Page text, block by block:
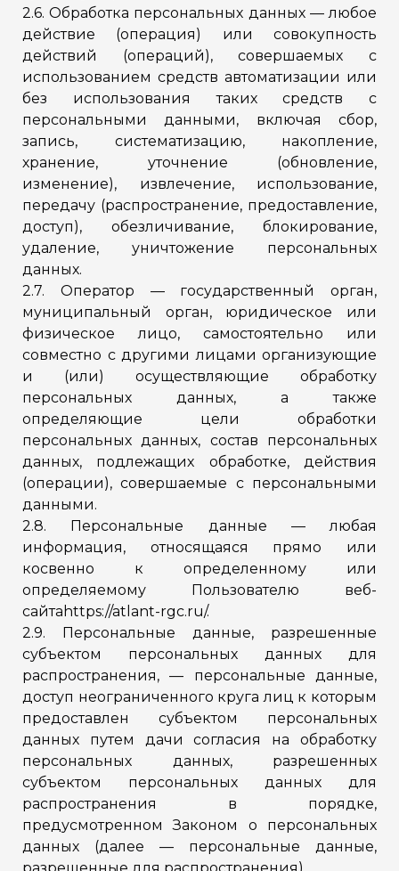
2.6. Обработка персональных данных — любое
действие (операция) или совокупность
действий (операций), совершаемых с
использованием средств автоматизации или
без использования таких средств с
персональными данными, включая сбор,
запись, систематизацию, накопление,
хранение, уточнение (обновление,
изменение), извлечение, использование,
передачу (распространение, предоставление,
доступ), обезличивание, блокирование,
удаление, уничтожение персональных
данных.
2.7. Оператор — государственный орган,
муниципальный орган, юридическое или
физическое лицо, самостоятельно или
совместно с другими лицами организующие
и (или) осуществляющие обработку
персональных данных, а также
определяющие цели обработки
персональных данных, состав персональных
данных, подлежащих обработке, действия
(операции), совершаемые с персональными
данными.
2.8. Персональные данные — любая
информация, относящаяся прямо или
косвенно к определенному или
определяемому Пользователю веб-
сайтаhttps://atlant-rgc.ru/.
2.9. Персональные данные, разрешенные
субъектом персональных данных для
распространения, — персональные данные,
доступ неограниченного круга лиц к которым
предоставлен субъектом персональных
данных путем дачи согласия на обработку
персональных данных, разрешенных
субъектом персональных данных для
распространения в порядке,
предусмотренном Законом о персональных
данных (далее — персональные данные,